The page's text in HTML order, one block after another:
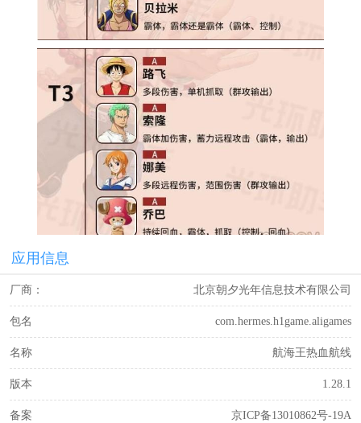
应用信息
厂商： 北京朝夕光年信息技术有限公司
包名 com.hermes.h1game.aligames
名称 航海王热血航线
版本 1.28.1
备案 京ICP备13010862号-19A